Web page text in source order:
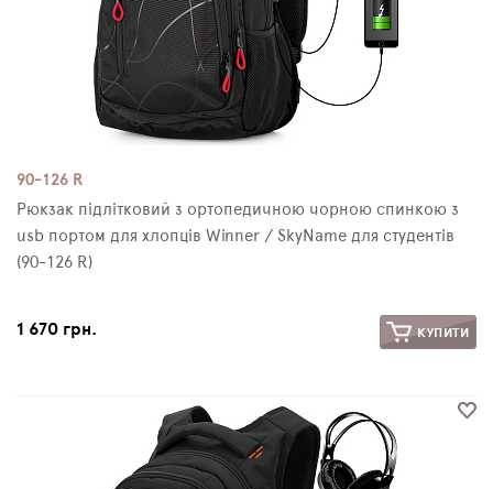
90-126 R
Рюкзак підлітковий з ортопедичною чорною спинкою з
usb портом для хлопців Winner / SkyName для студентів
(90-126 R)
1 670 грн. КУПИТИ